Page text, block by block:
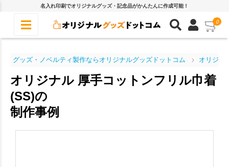
名入れ印刷でオリジナルグッズ・記念品がかんたんに作成可能！
0
グッズ・ノベルティ製作ならオリジナルグッズドットコム オリジナ
オリジナル 厚手コットンフリル巾着
(SS)の
制作事例